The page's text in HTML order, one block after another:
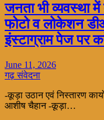
जनता भी व्यवस्था
फोटो व लोकेशन
इंस्टाग्राम पेज पर
June 11, 2026
गढ़ संवेदना
-कूड़ा उठान एवं निस्तारण
आशीष चैहान -कूड़ा…